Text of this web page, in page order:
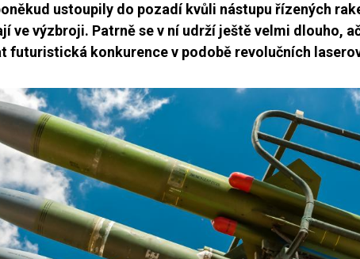
ustoupily do pozadí kvůli nástupu řízených
ve výzbroji. Patrně se v ní udrží ještě velmi dlouho,
futuristická konkurence v podobě revolučních